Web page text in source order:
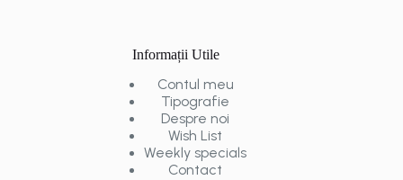
Informații Utile
Contul meu
Tipografie
Despre noi
Wish List
Weekly specials
Contact